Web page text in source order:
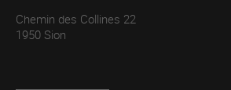
Chemin des Collines 22
1950 Sion